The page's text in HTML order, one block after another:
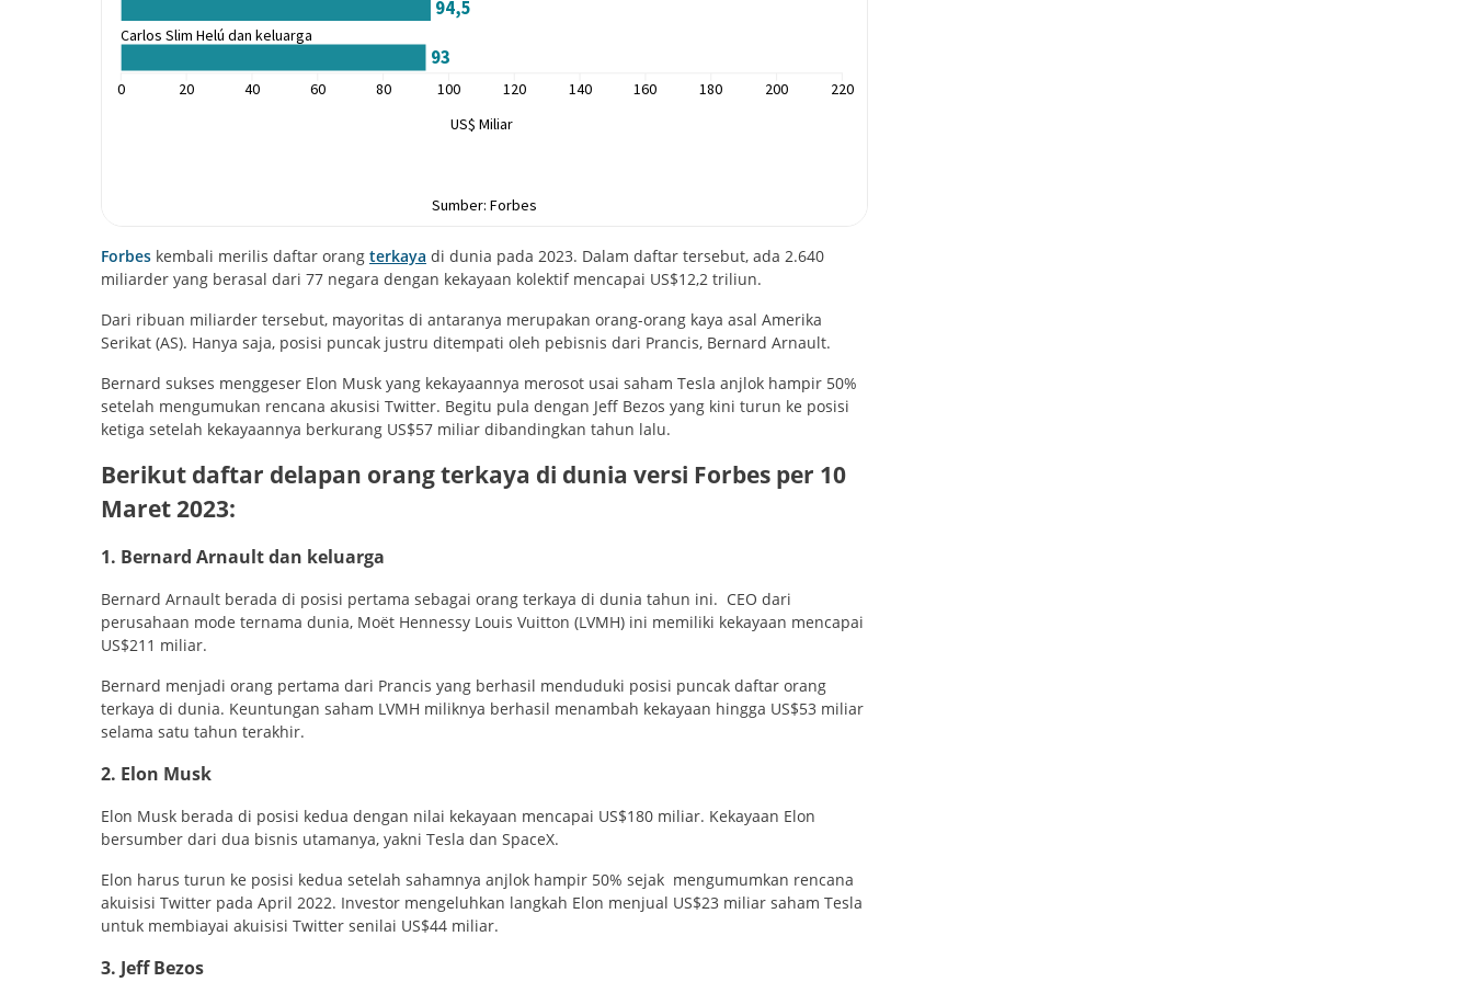
Forbes kembali merilis daftar orang terkaya di dunia pada 2023. Dalam daftar tersebut, ada 2.640
miliarder yang berasal dari 77 negara dengan kekayaan kolektif mencapai US$12,2 triliun.
Dari ribuan miliarder tersebut, mayoritas di antaranya merupakan orang-orang kaya asal Amerika
Serikat (AS). Hanya saja, posisi puncak justru ditempati oleh pebisnis dari Prancis, Bernard Arnault.
Bernard sukses menggeser Elon Musk yang kekayaannya merosot usai saham Tesla anjlok hampir 50%
setelah mengumukan rencana akusisi Twitter. Begitu pula dengan Jeff Bezos yang kini turun ke posisi
ketiga setelah kekayaannya berkurang US$57 miliar dibandingkan tahun lalu.
Berikut daftar delapan orang terkaya di dunia versi Forbes per 10
Maret 2023:
1. Bernard Arnault dan keluarga
Bernard Arnault berada di posisi pertama sebagai orang terkaya di dunia tahun ini. CEO dari
perusahaan mode ternama dunia, Moët Hennessy Louis Vuitton (LVMH) ini memiliki kekayaan mencapai
US$211 miliar.
Bernard menjadi orang pertama dari Prancis yang berhasil menduduki posisi puncak daftar orang
terkaya di dunia. Keuntungan saham LVMH miliknya berhasil menambah kekayaan hingga US$53 miliar
selama satu tahun terakhir.
2. Elon Musk
Elon Musk berada di posisi kedua dengan nilai kekayaan mencapai US$180 miliar. Kekayaan Elon
bersumber dari dua bisnis utamanya, yakni Tesla dan SpaceX.
Elon harus turun ke posisi kedua setelah sahamnya anjlok hampir 50% sejak mengumumkan rencana
akuisisi Twitter pada April 2022. Investor mengeluhkan langkah Elon menjual US$23 miliar saham Tesla
untuk membiayai akuisisi Twitter senilai US$44 miliar.
3. Jeff Bezos